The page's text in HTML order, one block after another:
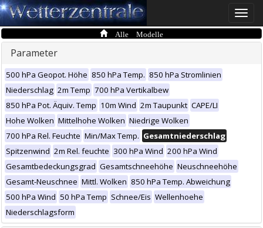
Toggle
Alle Modelle
Parameter
500 hPa Geopot. Höhe 850 hPa Temp. 850 hPa Stromlinien
Niederschlag 2m Temp 700 hPa Vertikalbew
850 hPa Pot. Äquiv. Temp 10m Wind 2m Taupunkt CAPE/LI
Hohe Wolken Mittelhohe Wolken Niedrige Wolken
700 hPa Rel. Feuchte Min/Max Temp. Gesamtniederschlag
Spitzenwind 2m Rel. feuchte 300 hPa Wind 200 hPa Wind
Gesamtbedeckungsgrad Gesamtschneehöhe Neuschneehöhe
Gesamt-Neuschnee Mittl. Wolken 850 hPa Temp. Abweichung
500 hPa Wind 50 hPa Temp Schnee/Eis Wellenhoehe
Niederschlagsform